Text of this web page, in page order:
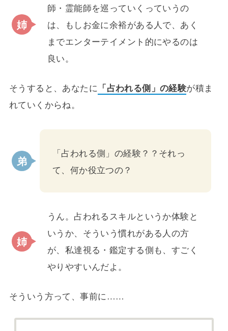
師・霊能師を巡っていくっていうの
は、もしお金に余裕がある人で、あく
までエンターテイメント的にやるのは
良い。
そうすると、あなたに 「占われる側」の経験が積ま
れていくからね。
「占われる側」の経験？？それっ
て、何か役立つの？
うん。占われるスキルというか体験と
いうか、そういう慣れがある人の方
が、私達視る・鑑定する側も、すごく
やりやすいんだよ。
そういう方って、事前に……